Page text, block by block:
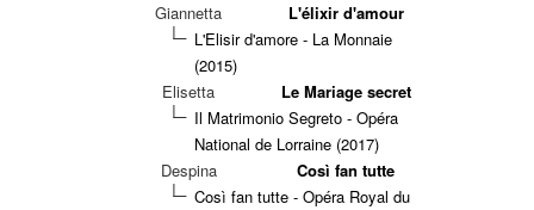
Giannetta
L'élixir d'amour
L'Elisir d'amore - La Monnaie
(2015)
Elisetta
Le Mariage secret
Il Matrimonio Segreto - Opéra
National de Lorraine (2017)
Despina
Così fan tutte
Così fan tutte - Opéra Royal du